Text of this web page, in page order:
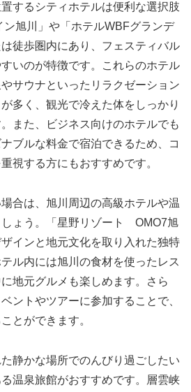
するシティホテルは便利な選択肢
ン旭川」や「ホテルWBFグランデ
徒歩圏内にあり、フェスティバル
いのが特徴です。これらのホテル
サウナといったリラクゼーション
多く、観光で冷えた体をしっかり
また、ビジネス向けのホテルでも
ブルな料金で宿泊できるため、コ
視する方にもおすすめです。
合は、旭川周辺の高級ホテルや温
しょう。「星野リゾート OMO7旭
インと地元文化を取り入れた独特
ル内には旭川の食材を使ったレス
地元グルメも楽しめます。さら
ントやツアーに参加することで、
とができます。
静かな場所でのんびり過ごしたい
温泉旅館がおすすめです。層雲峡